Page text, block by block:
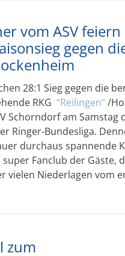
vom ASV feiern
gegen
28:1 Sieg gegen die
RKG
Reilingen /
Schorndorf am Samstag
Ringer-Bundesliga.
durchaus spannende
Fanclub der Gäste,
vielen Niederlagen vom
zum